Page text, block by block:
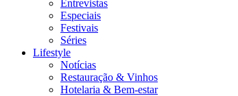
Entrevistas
Especiais
Festivais
Séries
Lifestyle
Notícias
Restauração & Vinhos
Hotelaria & Bem-estar